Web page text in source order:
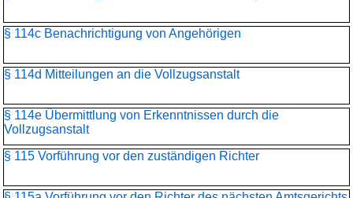
§ 114c Benachrichtigung von Angehörigen
§ 114d Mitteilungen an die Vollzugsanstalt
§ 114e Übermittlung von Erkenntnissen durch die
Vollzugsanstalt
§ 115 Vorführung vor den zuständigen Richter